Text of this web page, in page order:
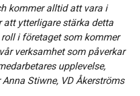
kommer alltid att vara i
ytterligare stärka detta
i företaget som kommer
verksamhet som påverkar
upplevelse,
Stiwne, VD Åkerströms